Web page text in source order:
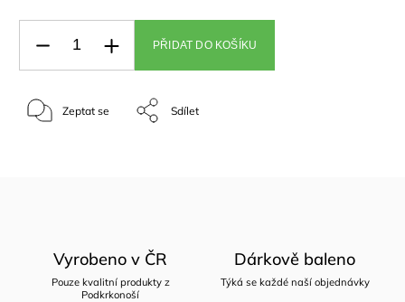
PŘIDAT DO KOŠÍKU
Zeptat se Sdílet
Vyrobeno v ČR
Pouze kvalitní produkty z
Podkrkonoší
Dárkově baleno
Týká se každé naší objednávky